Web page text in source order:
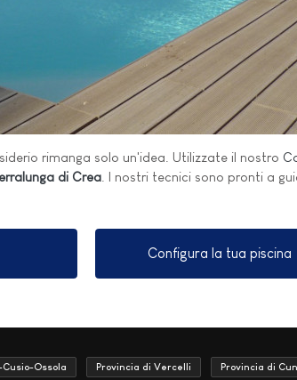
rimanga solo un'idea. Utilizzate il nostro
di Crea . I nostri tecnici sono pronti a
Configura la tua piscina
Ossola Provincia di Vercelli Provincia di